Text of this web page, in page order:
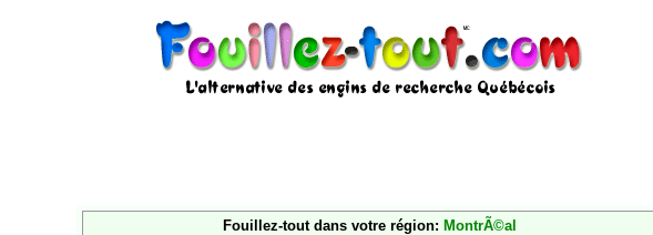
Fouillez-tout dans votre région: MontrÃ©al